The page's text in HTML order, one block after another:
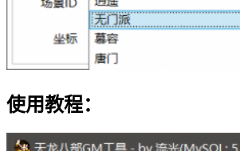
使用教程：